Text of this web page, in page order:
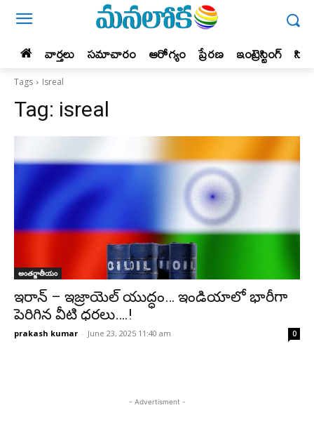
వార్తలు సమాచారం ఆరోగ్యం ప్రేర‌ణ‌ ఇంట్రెస్టింగ్‌
Tags Isreal
Tag: isreal
అంతర్జాతీయం
ఇరాన్ – ఇజ్రాయెల్ యుద్ధం… ఇండియాలో భారీగా
పెరిగిన వీటి ధరలు….!
prakash kumar - June 23, 2025 11:40 am 0
- Advertisment -